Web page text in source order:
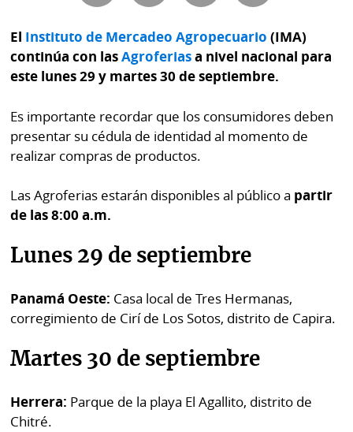
Buscador
Comunicados
Catálogos
Lotería
Kiosko
digital
Luctuosas
RSS
Temas
Notas
al
lector
Buenas
prácticas
SITIOS
por
Tienda
Diario
Ellas
El Instituto de Mercadeo Agropecuario (IMA)
continúa con lasAgroferiasa nivel nacional para
este lunes 29 y martes 30 de septiembre.
Es importante recordar que los consumidores deben
presentar su cédula de identidad al momento de
realizar compras de productos.
Las Agroferias estarán disponibles al público a partir
de las 8:00 a.m.
Lunes 29 de septiembre
Panamá Oeste: Casa local de Tres Hermanas,
corregimiento de Cirí de Los Sotos, distrito de Capira.
Martes 30 de septiembre
Herrera: Parque de la playa El Agallito, distrito de
Chitré.